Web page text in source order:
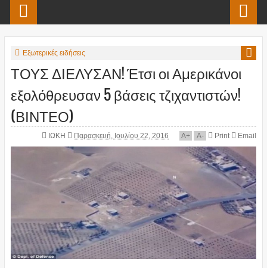
Εξωτερικές ειδήσεις
ΤΟΥΣ ΔΙΕΛΥΣΑΝ! Έτσι οι Αμερικάνοι
εξολόθρευσαν 5 βάσεις τζιχαντιστών!
(ΒΙΝΤΕΟ)
ΙΩΚΗ Παρασκευή, Ιουλίου 22, 2016 A+ A- Print Email